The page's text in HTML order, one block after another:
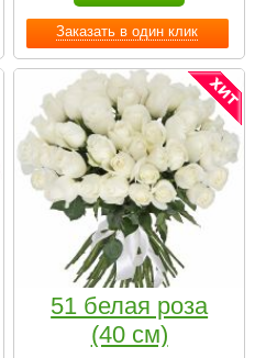
Заказать в один клик
51 белая роза
(40 см)